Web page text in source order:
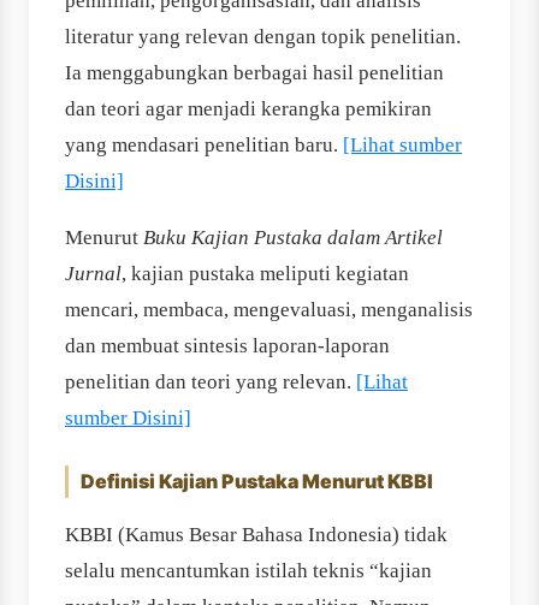
literatur yang relevan dengan topik penelitian.
Ia menggabungkan berbagai hasil penelitian
dan teori agar menjadi kerangka pemikiran
yang mendasari penelitian baru. [Lihat sumber
Disini]
Menurut Buku Kajian Pustaka dalam Artikel
Jurnal, kajian pustaka meliputi kegiatan
mencari, membaca, mengevaluasi, menganalisis
dan membuat sintesis laporan-laporan
penelitian dan teori yang relevan. [Lihat
sumber Disini]
Definisi Kajian Pustaka Menurut KBBI
KBBI (Kamus Besar Bahasa Indonesia) tidak
selalu mencantumkan istilah teknis “kajian